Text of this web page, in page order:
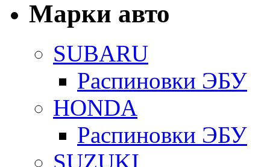
Марки авто
SUBARU
Распиновки ЭБУ
HONDA
Распиновки ЭБУ